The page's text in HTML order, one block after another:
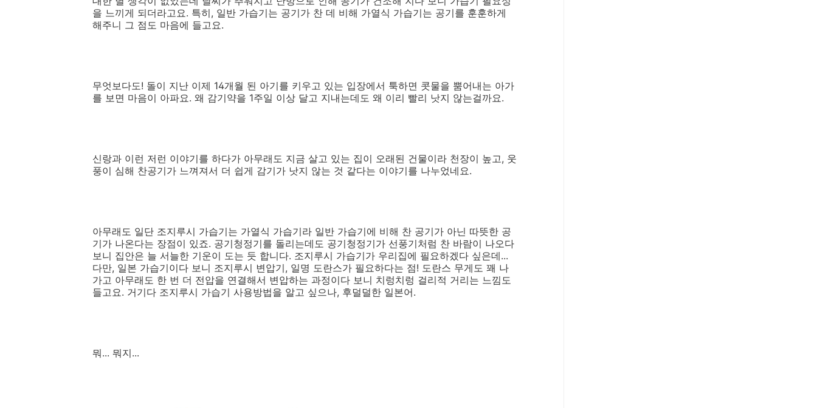
을 느끼게 되더라고요. 특히, 일반 가습기는 공기가 찬 데 비해 가열식 가습기는 공기를 훈훈하게
해주니 그 점도 마음에 들고요.
무엇보다도! 돌이 지난 이제 14개월 된 아기를 키우고 있는 입장에서 툭하면 콧물을 뿜어내는 아가
를 보면 마음이 아파요. 왜 감기약을 1주일 이상 달고 지내는데도 왜 이리 빨리 낫지 않는걸까요.
신랑과 이런 저런 이야기를 하다가 아무래도 지금 살고 있는 집이 오래된 건물이라 천장이 높고, 웃
풍이 심해 찬공기가 느껴져서 더 쉽게 감기가 낫지 않는 것 같다는 이야기를 나누었네요.
아무래도 일단 조지루시 가습기는 가열식 가습기라 일반 가습기에 비해 찬 공기가 아닌 따뜻한 공
기가 나온다는 장점이 있죠. 공기청정기를 돌리는데도 공기청정기가 선풍기처럼 찬 바람이 나오다
보니 집안은 늘 서늘한 기운이 도는 듯 합니다. 조지루시 가습기가 우리집에 필요하겠다 싶은데...
다만, 일본 가습기이다 보니 조지루시 변압기, 일명 도란스가 필요하다는 점! 도란스 무게도 꽤 나
가고 아무래도 한 번 더 전압을 연결해서 변압하는 과정이다 보니 치렁치렁 걸리적 거리는 느낌도
들고요. 거기다 조지루시 가습기 사용방법을 알고 싶으나, 후덜덜한 일본어.
뭐... 뭐지...